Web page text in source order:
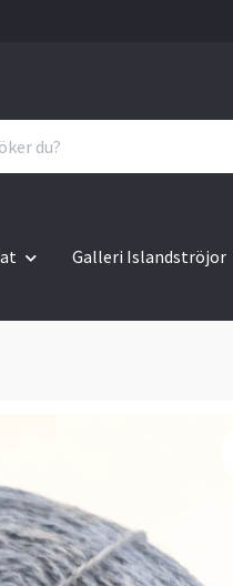
Galleri Islandströjor